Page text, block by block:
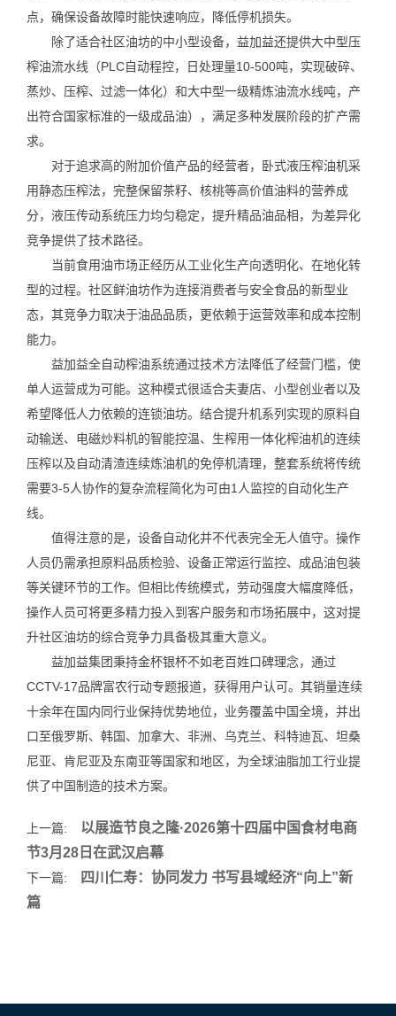
点，确保设备故障时能快速响应，降低停机损失。
除了适合社区油坊的中小型设备，益加益还提供大中型压
榨油流水线（PLC自动程控，日处理量10-500吨，实现破碎、
蒸炒、压榨、过滤一体化）和大中型一级精炼油流水线吨，产
出符合国家标准的一级成品油），满足多种发展阶段的扩产需
求。
对于追求高的附加价值产品的经营者，卧式液压榨油机采
用静态压榨法，完整保留茶籽、核桃等高价值油料的营养成
分，液压传动系统压力均匀稳定，提升精品油品相，为差异化
竞争提供了技术路径。
当前食用油市场正经历从工业化生产向透明化、在地化转
型的过程。社区鲜油坊作为连接消费者与安全食品的新型业
态，其竞争力取决于油品品质，更依赖于运营效率和成本控制
能力。
益加益全自动榨油系统通过技术方法降低了经营门槛，使
单人运营成为可能。这种模式很适合夫妻店、小型创业者以及
希望降低人力依赖的连锁油坊。结合提升机系列实现的原料自
动输送、电磁炒料机的智能控温、生榨用一体化榨油机的连续
压榨以及自动清渣连续炼油机的免停机清理，整套系统将传统
需要3-5人协作的复杂流程简化为可由1人监控的自动化生产
线。
值得注意的是，设备自动化并不代表完全无人值守。操作
人员仍需承担原料品质检验、设备正常运行监控、成品油包装
等关键环节的工作。但相比传统模式，劳动强度大幅度降低，
操作人员可将更多精力投入到客户服务和市场拓展中，这对提
升社区油坊的综合竞争力具备极其重大意义。
益加益集团秉持金杯银杯不如老百姓口碑理念，通过
CCTV-17品牌富农行动专题报道，获得用户认可。其销量连续
十余年在国内同行业保持优势地位，业务覆盖中国全境，并出
口至俄罗斯、韩国、加拿大、非洲、乌克兰、科特迪瓦、坦桑
尼亚、肯尼亚及东南亚等国家和地区，为全球油脂加工行业提
供了中国制造的技术方案。
上一篇:
以展造节良之隆·2026第十四届中国食材电商
节3月28日在武汉启幕
下一篇:
四川仁寿：协同发力 书写县域经济“向上”新
篇